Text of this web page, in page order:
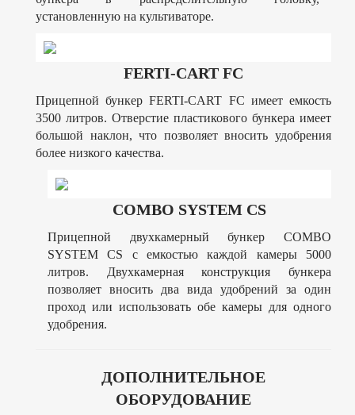
установленную на культиваторе.
FERTI-CART FC
Прицепной бункер FERTI-CART FC имеет емкость
3500 литров. Отверстие пластикового бункера имеет
большой наклон, что позволяет вносить удобрения
более низкого качества.
COMBO SYSTEM CS
Прицепной двухкамерный бункер COMBO
SYSTEM CS с емкостью каждой камеры 5000
литров. Двухкамерная конструкция бункера
позволяет вносить два вида удобрений за один
проход или использовать обе камеры для одного
удобрения.
ДОПОЛНИТЕЛЬНОЕ
ОБОРУДОВАНИЕ